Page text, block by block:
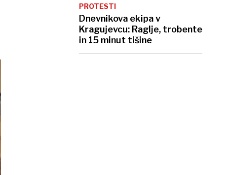
PROTESTI
Dnevnikova ekipa v
Kragujevcu: Raglje, trobente
in 15 minut tišine